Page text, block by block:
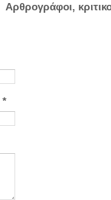
Αρθρογράφοι,
*